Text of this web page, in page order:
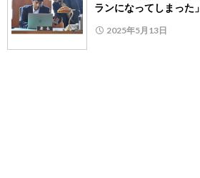
ランになってしまった」
2025年5月13日